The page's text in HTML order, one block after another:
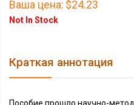
Ваша цена: $24.23
Not In Stock
Краткая аннотация